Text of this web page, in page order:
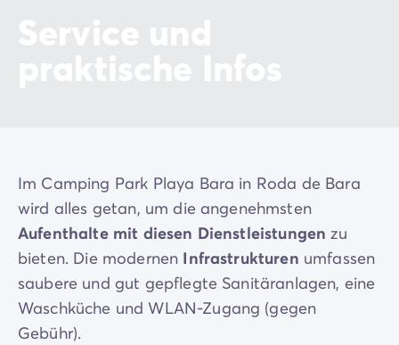
Im Camping Park Playa Bara in Roda de Bara
wird alles getan, um die angenehmsten
Aufenthalte mit diesen Dienstleistungen zu
bieten. Die modernen Infrastrukturen umfassen
saubere und gut gepflegte Sanitäranlagen, eine
Waschküche und WLAN-Zugang (gegen
Gebühr).